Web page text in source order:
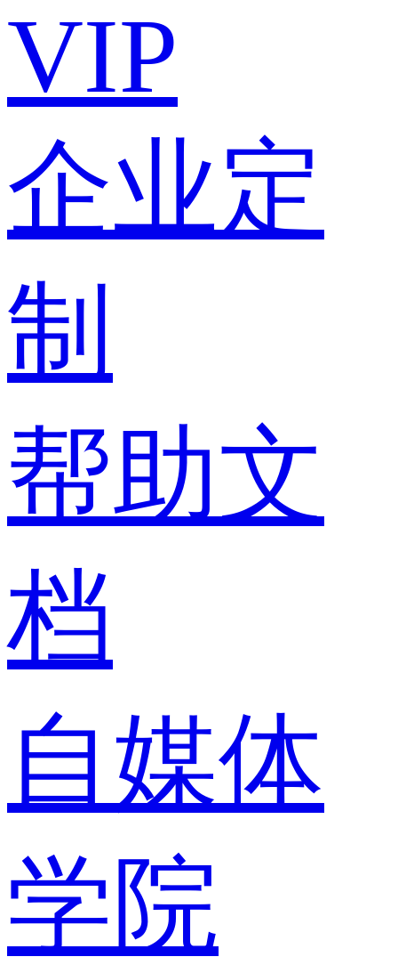
VIP
企业定
制
帮助文
档
自媒体
学院